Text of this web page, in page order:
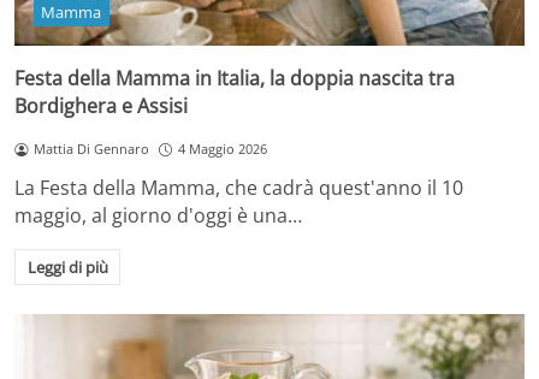
Mamma
Festa della Mamma in Italia, la doppia nascita tra
Bordighera e Assisi
Mattia Di Gennaro 4 Maggio 2026
La Festa della Mamma, che cadrà quest'anno il 10
maggio, al giorno d'oggi è una…
Leggi di più